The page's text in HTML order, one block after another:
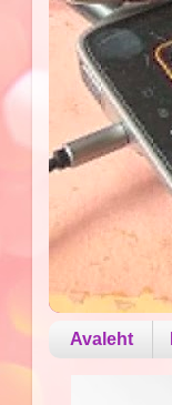
Avaleht